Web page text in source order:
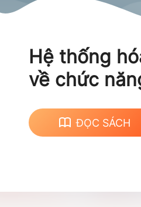
Hệ thống
về chức
hạn và cơ
tin vàĐỌC SÁCH